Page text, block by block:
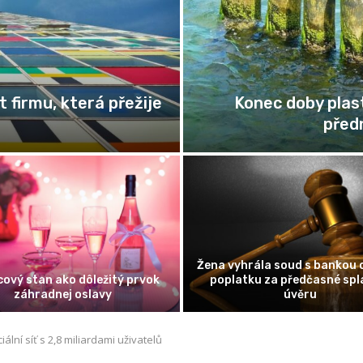
klubovém tanci
Zaměstnanec na
pozornosti: Proč se
stalo nejvzácnější
komoditou 21. století
Cesta podnikatele: Jak
odvážnou myšlenku ve
firmu
síť s 2,8 miliardami uživatelů